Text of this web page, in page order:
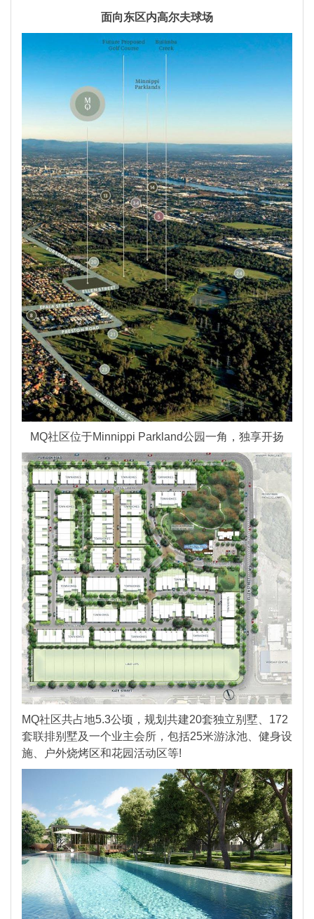
面向东区内高尔夫球场
MQ社区位于Minnippi Parkland公园一角，独享开扬
MQ社区共占地5.3公顷，规划共建20套独立别墅、172
套联排别墅及一个业主会所，包括25米游泳池、健身设
施、户外烧烤区和花园活动区等!